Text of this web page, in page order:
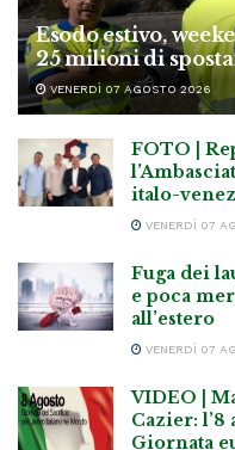
Esodo estivo,
25 milioni di
VENERDÌ 07 AGOSTO 2026
FOTO |
italo-
VENERDÌ 07
Fuga dei
e poca
all’estero
VENERDÌ 07
VIDEO |
Cazier: l’8
Giornata